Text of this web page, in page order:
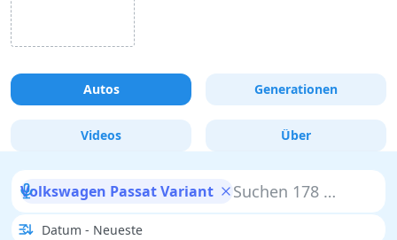
Autos Generationen
Videos Über
Volkswagen Passat Variant